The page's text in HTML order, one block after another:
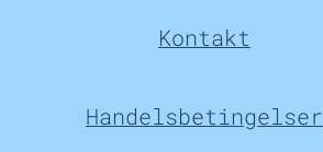
Kontakt
Handelsbetingelser